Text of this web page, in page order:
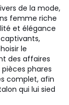
de la mode,
femme riche
et élégance
le
des affaires
phares
complet, afin
qui lui sied